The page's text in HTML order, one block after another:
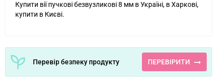
Купити вії пучкові безвузликові 8 мм в Україні, в Харкові,
купити в Києві.
Перевір безпеку продукту ПЕРЕВІРИТИ